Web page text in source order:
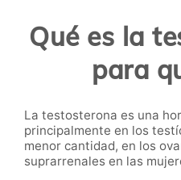
Qué es la
para
La testosterona es una
principalmente en los
menor cantidad, en los
suprarrenales en las